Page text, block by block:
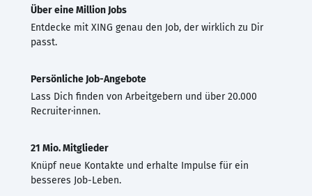
Über eine Million Jobs
Entdecke mit XING genau den Job, der wirklich zu Dir
passt.
Persönliche Job-Angebote
Lass Dich finden von Arbeitgebern und über 20.000
Recruiter·innen.
21 Mio. Mitglieder
Knüpf neue Kontakte und erhalte Impulse für ein
besseres Job-Leben.